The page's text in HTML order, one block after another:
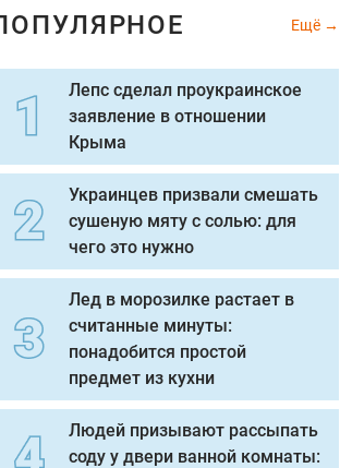
Ещё
Лепс сделал проукраинское
заявление в отношении
Крыма
Украинцев призвали смешать
сушеную мяту с солью: для
чего это нужно
Лед в морозилке растает в
считанные минуты:
понадобится простой
предмет из кухни
Людей призывают рассыпать
соду у двери ванной комнаты: